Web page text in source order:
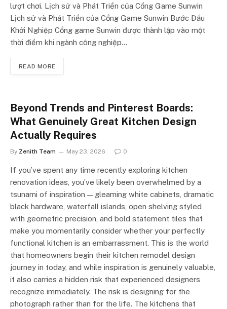
lượt chơi. Lịch sử và Phát Triển của Cổng Game Sunwin
Lịch sử và Phát Triển của Cổng Game Sunwin Bước Đầu
Khởi Nghiệp Cổng game Sunwin được thành lập vào một
thời điểm khi ngành công nghiệp…
READ MORE
Beyond Trends and Pinterest Boards:
What Genuinely Great Kitchen Design
Actually Requires
By Zenith Team May 23, 2026 0
If you’ve spent any time recently exploring kitchen
renovation ideas, you’ve likely been overwhelmed by a
tsunami of inspiration — gleaming white cabinets, dramatic
black hardware, waterfall islands, open shelving styled
with geometric precision, and bold statement tiles that
make you momentarily consider whether your perfectly
functional kitchen is an embarrassment. This is the world
that homeowners begin their kitchen remodel design
journey in today, and while inspiration is genuinely valuable,
it also carries a hidden risk that experienced designers
recognize immediately. The risk is designing for the
photograph rather than for the life. The kitchens that